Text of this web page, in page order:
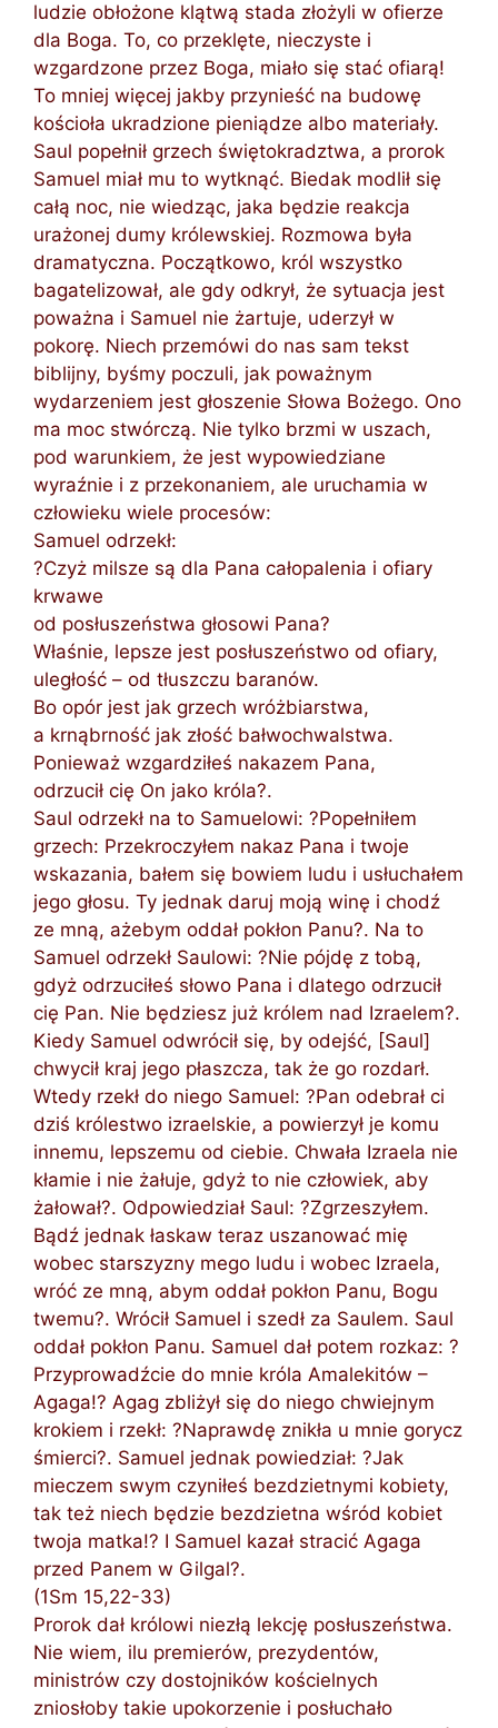
ludzie obłożone klątwą stada złożyli w ofierze
dla Boga. To, co przeklęte, nieczyste i
wzgardzone przez Boga, miało się stać ofiarą!
To mniej więcej jakby przynieść na budowę
kościoła ukradzione pieniądze albo materiały.
Saul popełnił grzech świętokradztwa, a prorok
Samuel miał mu to wytknąć. Biedak modlił się
całą noc, nie wiedząc, jaka będzie reakcja
urażonej dumy królewskiej. Rozmowa była
dramatyczna. Początkowo, król wszystko
bagatelizował, ale gdy odkrył, że sytuacja jest
poważna i Samuel nie żartuje, uderzył w
pokorę. Niech przemówi do nas sam tekst
biblijny, byśmy poczuli, jak poważnym
wydarzeniem jest głoszenie Słowa Bożego. Ono
ma moc stwórczą. Nie tylko brzmi w uszach,
pod warunkiem, że jest wypowiedziane
wyraźnie i z przekonaniem, ale uruchamia w
człowieku wiele procesów:
Samuel odrzekł:
?Czyż milsze są dla Pana całopalenia i ofiary
krwawe
od posłuszeństwa głosowi Pana?
Właśnie, lepsze jest posłuszeństwo od ofiary,
uległość – od tłuszczu baranów.
Bo opór jest jak grzech wróżbiarstwa,
a krnąbrność jak złość bałwochwalstwa.
Ponieważ wzgardziłeś nakazem Pana,
odrzucił cię On jako króla?.
Saul odrzekł na to Samuelowi: ?Popełniłem
grzech: Przekroczyłem nakaz Pana i twoje
wskazania, bałem się bowiem ludu i usłuchałem
jego głosu. Ty jednak daruj moją winę i chodź
ze mną, ażebym oddał pokłon Panu?. Na to
Samuel odrzekł Saulowi: ?Nie pójdę z tobą,
gdyż odrzuciłeś słowo Pana i dlatego odrzucił
cię Pan. Nie będziesz już królem nad Izraelem?.
Kiedy Samuel odwrócił się, by odejść, [Saul]
chwycił kraj jego płaszcza, tak że go rozdarł.
Wtedy rzekł do niego Samuel: ?Pan odebrał ci
dziś królestwo izraelskie, a powierzył je komu
innemu, lepszemu od ciebie. Chwała Izraela nie
kłamie i nie żałuje, gdyż to nie człowiek, aby
żałował?. Odpowiedział Saul: ?Zgrzeszyłem.
Bądź jednak łaskaw teraz uszanować mię
wobec starszyzny mego ludu i wobec Izraela,
wróć ze mną, abym oddał pokłon Panu, Bogu
twemu?. Wrócił Samuel i szedł za Saulem. Saul
oddał pokłon Panu. Samuel dał potem rozkaz: ?
Przyprowadźcie do mnie króla Amalekitów –
Agaga!? Agag zbliżył się do niego chwiejnym
krokiem i rzekł: ?Naprawdę znikła u mnie gorycz
śmierci?. Samuel jednak powiedział: ?Jak
mieczem swym czyniłeś bezdzietnymi kobiety,
tak też niech będzie bezdzietna wśród kobiet
twoja matka!? I Samuel kazał stracić Agaga
przed Panem w Gilgal?.
(1Sm 15,22-33)
Prorok dał królowi niezłą lekcję posłuszeństwa.
Nie wiem, ilu premierów, prezydentów,
ministrów czy dostojników kościelnych
zniosłoby takie upokorzenie i posłuchało